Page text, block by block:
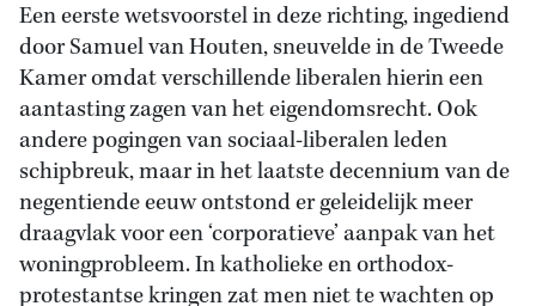
Een eerste wetsvoorstel in deze richting, ingediend
door Samuel van Houten, sneuvelde in de Tweede
Kamer omdat verschillende liberalen hierin een
aantasting zagen van het eigendomsrecht. Ook
andere pogingen van sociaal-liberalen leden
schipbreuk, maar in het laatste decennium van de
negentiende eeuw ontstond er geleidelijk meer
draagvlak voor een ‘corporatieve’ aanpak van het
woningprobleem. In katholieke en orthodox-
protestantse kringen zat men niet te wachten op